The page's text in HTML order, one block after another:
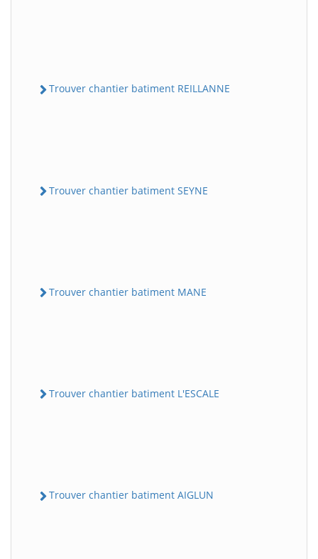
Trouver chantier batiment REILLANNE
Trouver chantier batiment SEYNE
Trouver chantier batiment MANE
Trouver chantier batiment L'ESCALE
Trouver chantier batiment AIGLUN